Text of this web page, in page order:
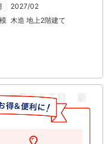
2027/02
木造 地上2階建て
南雪谷５丁目 新